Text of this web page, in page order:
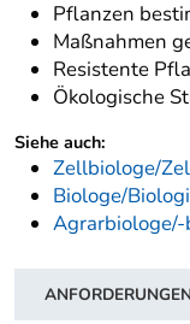
Pflanzen
Maßnahmen
Resistente
Ökologische
Siehe auch:
Zellbiologe/
Biologe/
Agrarbiologe/-